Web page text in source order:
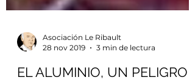
28 nov 2019
3 min de lectura